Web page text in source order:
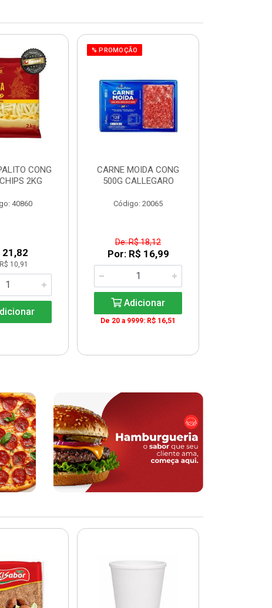
CONG
2KG
40860
21,82
10,91
% PROMOÇÃO
CARNE MOIDA CONG
500G CALLEGARO
Código: 20065
De: R$ 18,12
Por: R$ 16,99
Adicionar
De 20 a 9999: R$ 16,51